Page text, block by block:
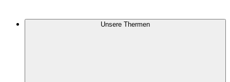
Unsere Thermen